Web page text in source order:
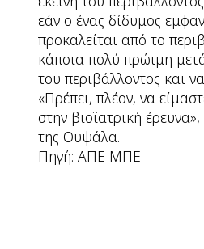
εάν ο ένας δίδυμος
προκαλείται από το
κάποια πολύ πρώιμη
του περιβάλλοντος και
«Πρέπει, πλέον, να
στην βιοϊατρική
της Ουψάλα.
Πηγή: ΑΠΕ ΜΠΕ